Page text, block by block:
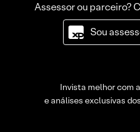
Assessor ou parceiro?
Sou
Invista melhor com
e análises exclusivas